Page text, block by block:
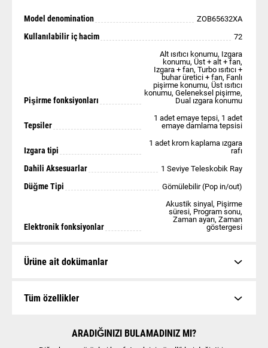
Model denomination ZOB65632XA
Kullanılabilir iç hacim 72
Pişirme fonksiyonları
Alt ısıtıcı konumu, Izgara
konumu, Üst + alt + fan,
Izgara + fan, Turbo ısıtıcı +
buhar üretici + fan, Fanlı
pişirme konumu, Üst ısıtıcı
konumu, Geleneksel pişirme,
Dual ızgara konumu
Tepsiler
1 adet emaye tepsi, 1 adet
emaye damlama tepsisi
Izgara tipi
1 adet krom kaplama ızgara
rafı
Dahili Aksesuarlar 1 Seviye Teleskobik Ray
Düğme Tipi Gömülebilir (Pop in/out)
Elektronik fonksiyonlar
Akustik sinyal, Pişirme
süresi, Program sonu,
Zaman ayarı, Zaman
göstergesi
Ürüne ait dokümanlar
Tüm özellikler
ARADIĞINIZI BULAMADINIZ MI?